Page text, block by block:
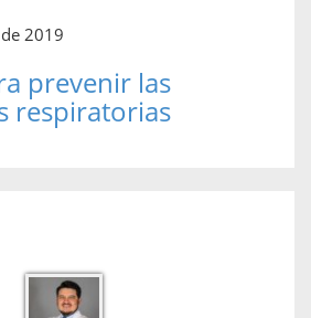
2019
prevenir las
respiratorias